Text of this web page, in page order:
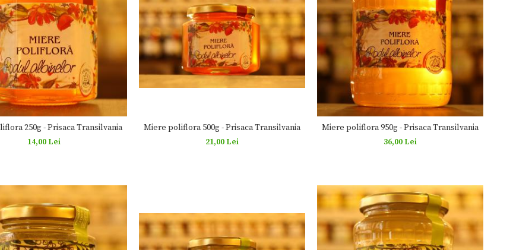
250g - Prisaca Transilvania
14,00 Lei
Miere poliflora 500g - Prisaca Transilvania
21,00 Lei
Miere poliflora 950g - Prisaca Transilvania
36,00 Lei